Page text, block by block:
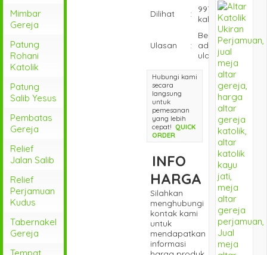
Dilihat :
997
kali
Ulasan :
Belum
ada
ulasan
Hubungi kami
secara
langsung
untuk
pemesanan
yang lebih
cepat! QUICK
ORDER
INFO
HARGA
Silahkan
menghubungi
kontak kami
untuk
mendapatkan
informasi
Mimbar
Gereja
Patung
Rohani
Katolik
Patung
Salib Yesus
Pembatas
Gereja
Relief
Jalan Salib
Relief
Perjamuan
Kudus
Tabernakel
Gereja